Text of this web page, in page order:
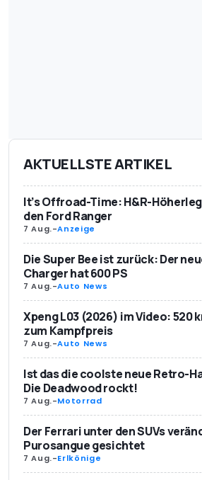
AKTUELLSTE ARTIKEL
It’s Offroad-Time: H&R-
den Ford Ranger
7 Aug.-Anzeige
Die Super Bee ist zurück: Der
Charger hat 600 PS
7 Aug.-Auto News
Xpeng L03 (2026) im Video: 520
zum Kampfpreis
7 Aug.-Auto News
Ist das die coolste neue Retro-
Die Deadwood rockt!
7 Aug.-Motorrad
Der Ferrari unter den SUVs
Purosangue gesichtet
7 Aug.-Erlkönige